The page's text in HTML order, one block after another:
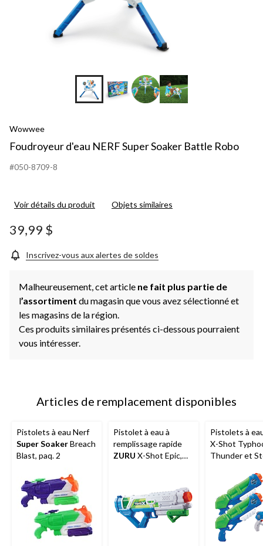
Wowwee
Foudroyeur d'eau NERF Super Soaker Battle Robo
#050-8709-8
Voir détails du produit Objets similaires
39,99 $
Inscrivez-vous aux alertes de soldes
Malheureusement, cet article ne fait plus partie de
l’assortiment du magasin que vous avez sélectionné et
les magasins de la région.
Ces produits similaires présentés ci-dessous pourraient
vous intéresser.
Articles de remplacement disponibles
Pistolets à eau Nerf
Super SoakerBreach
Blast, paq. 2
Pistolet à eau à
remplissage rapide
ZURU X-Shot Epic,
Pistolets à
X-Shot
Thunder et
ans et plus,